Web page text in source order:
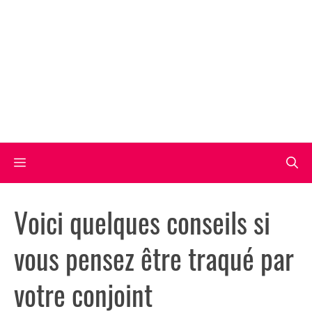
Menu
Voici quelques conseils si
vous pensez être traqué par
votre conjoint